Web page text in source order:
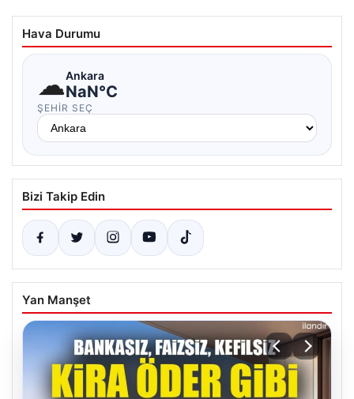
Hava Durumu
☁Ankara
NaN°C
ŞEHIR SEÇ
Bizi Takip Edin
Yan Manşet